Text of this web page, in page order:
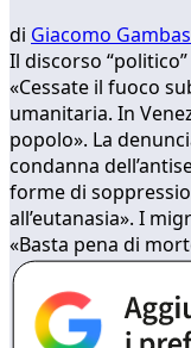
di Giacomo
Il discorso
«Cessate il fuoco
umanitaria. In
popolo». La
condanna
forme di
all’eutanasia». I
«Basta pena di